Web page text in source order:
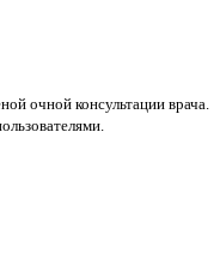
очной консультации врача.